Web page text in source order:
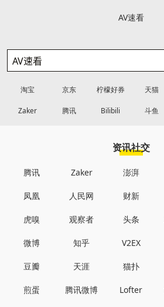
AV速看
淘宝 京东 柠檬好券 天猫
Zaker 腾讯 Bilibili 斗鱼
资讯社交
腾讯 Zaker 澎湃
凤凰 人民网 财新
虎嗅 观察者 头条
微博 知乎 V2EX
豆瓣 天涯 猫扑
煎蛋 腾讯微博 Lofter